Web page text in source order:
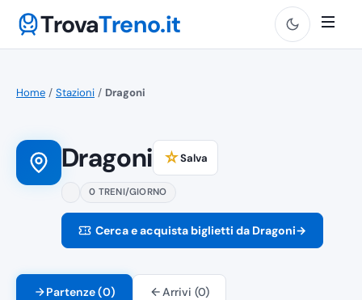
TrovaTreno.it
Home / Stazioni / Dragoni
Dragoni ☆Salva
0 TRENI/GIORNO
Cerca e acquista biglietti da Dragoni→
Partenze (0) Arrivi (0)